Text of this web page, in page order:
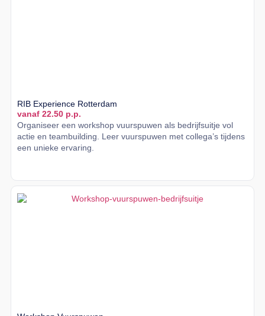
RIB Experience Rotterdam
vanaf 22.50 p.p.
Organiseer een workshop vuurspuwen als bedrijfsuitje vol
actie en teambuilding. Leer vuurspuwen met collega’s tijdens
een unieke ervaring.